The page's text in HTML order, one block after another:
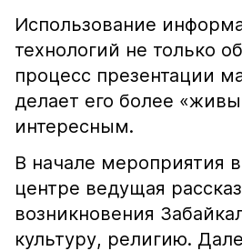
Использование
технологий не только
процесс презентации
делает его более
интересным.
В начале мероприятия
центре ведущая
возникновения
культуру, религию.